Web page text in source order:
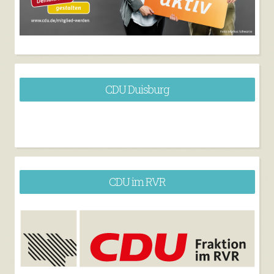
CDU Duisburg
CDU im RVR